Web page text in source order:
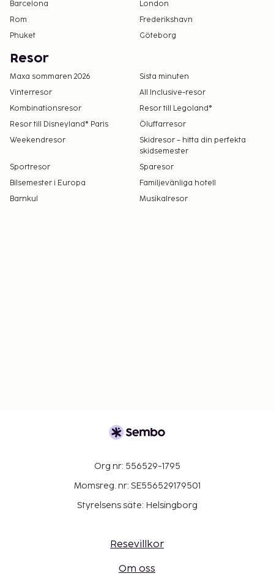
Barcelona
London
Rom
Frederikshavn
Phuket
Göteborg
Resor
Maxa sommaren 2026
Sista minuten
Vinterresor
All Inclusive-resor
Kombinationsresor
Resor till Legoland®
Resor till Disneyland® Paris
Öluffarresor
Weekendresor
Skidresor – hitta din perfekta
skidsemester
Sportresor
Sparesor
Bilsemester i Europa
Familjevänliga hotell
Barnkul
Musikalresor
Org nr: 556529-1795
Momsreg. nr: SE556529179501
Styrelsens säte: Helsingborg
Resevillkor
Om oss